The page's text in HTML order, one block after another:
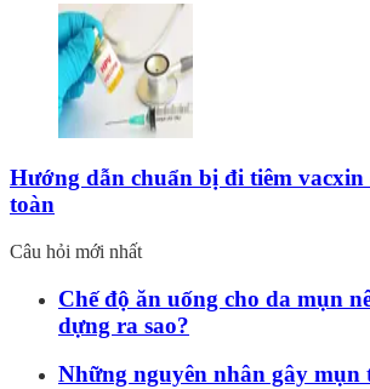
Hướng dẫn chuẩn bị đi tiêm vacxin
toàn
Câu hỏi mới nhất
Chế độ ăn uống cho da mụn
dựng ra sao?
Những nguyên nhân gây mụn